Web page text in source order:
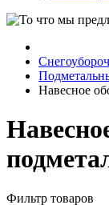
Навесное
Фильтр товаров